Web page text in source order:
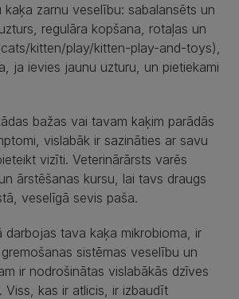
kaķa zarnu veselību: sabalansēts un
regulāra kopšana, rotaļas un
kitten/play/kitten-play-and-toys),
ja ievies jaunu uzturu, un pietiekami
bažas vai tavam kaķim parādās
vislabāk ir sazināties ar savu
vizīti. Veterinārārsts varēs
ārstēšanas kursu, lai tavs draugs
veselīgā sevis paša.
darbojas tava kaķa mikrobioma, ir
sistēmas veselību un
ir nodrošinātas vislabākās dzīves
Viss, kas ir atlicis, ir izbaudīt